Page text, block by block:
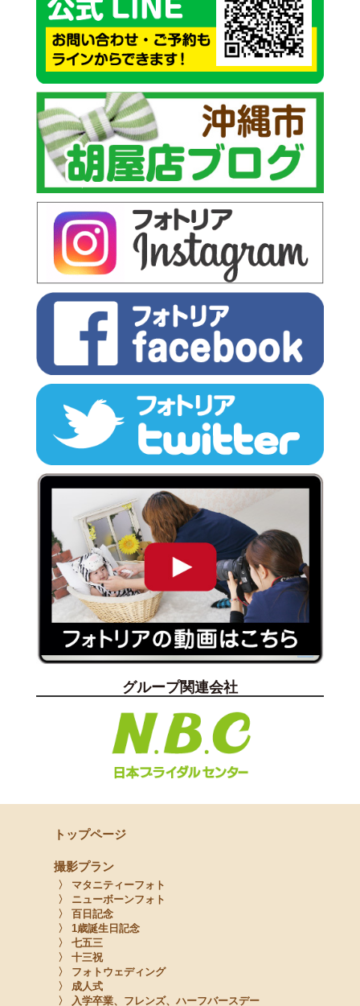
グループ関連会社
トップページ
撮影プラン
〉 マタニティーフォト
〉 ニューボーンフォト
〉 百日記念
〉 1歳誕生日記念
〉 七五三
〉 十三祝
〉 フォトウェディング
〉 成人式
〉 入学卒業、フレンズ、ハーフバースデー